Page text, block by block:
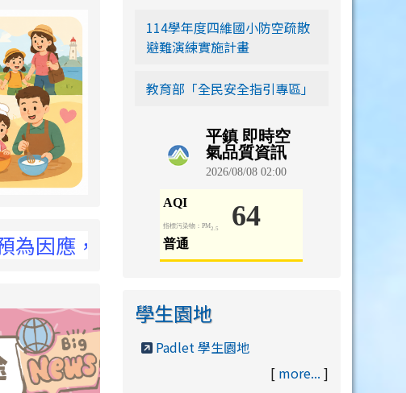
link to https://siwei-family.work-
洽NCC官網
114學年度四維國小防空疏散
避難演練實施計畫
教育部「全民安全指引專區」
學生園地
Padlet 學生園地
[ more... ]